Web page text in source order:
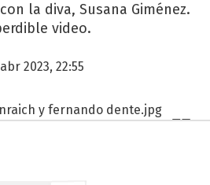
la diva, Susana Giménez.
video.
2023, 22:55